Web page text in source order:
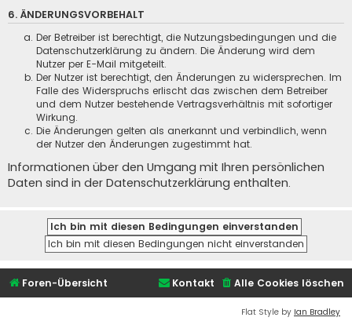
6. ÄNDERUNGSVORBEHALT
Der Betreiber ist berechtigt, die Nutzungsbedingungen und die
Datenschutzerklärung zu ändern. Die Änderung wird dem
Nutzer per E-Mail mitgeteilt.
Der Nutzer ist berechtigt, den Änderungen zu widersprechen. Im
Falle des Widerspruchs erlischt das zwischen dem Betreiber
und dem Nutzer bestehende Vertragsverhältnis mit sofortiger
Wirkung.
Die Änderungen gelten als anerkannt und verbindlich, wenn
der Nutzer den Änderungen zugestimmt hat.
Informationen über den Umgang mit Ihren persönlichen
Daten sind in der Datenschutzerklärung enthalten.
Foren-Übersicht Alle Cookies löschen
Kontakt
Flat Style by Ian Bradley